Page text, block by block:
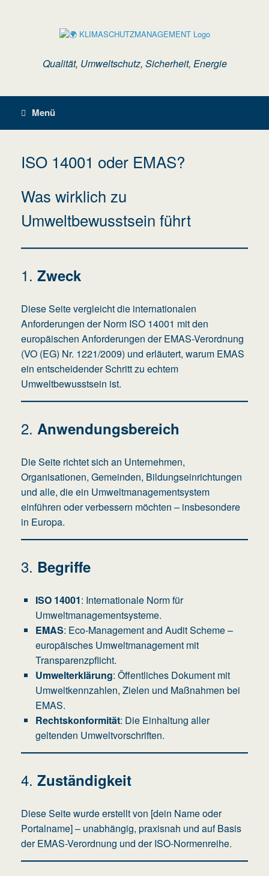
Qualität, Umweltschutz, Sicherheit, Energie
Menü
ISO 14001 oder EMAS?
Was wirklich zu
Umweltbewusstsein führt
1. Zweck
Diese Seite vergleicht die internationalen
Anforderungen der Norm ISO 14001 mit den
europäischen Anforderungen der EMAS-Verordnung
(VO (EG) Nr. 1221/2009) und erläutert, warum EMAS
ein entscheidender Schritt zu echtem
Umweltbewusstsein ist.
2. Anwendungsbereich
Die Seite richtet sich an Unternehmen,
Organisationen, Gemeinden, Bildungseinrichtungen
und alle, die ein Umweltmanagementsystem
einführen oder verbessern möchten – insbesondere
in Europa.
3. Begriffe
ISO 14001: Internationale Norm für
Umweltmanagementsysteme.
EMAS: Eco-Management and Audit Scheme –
europäisches Umweltmanagement mit
Transparenzpflicht.
Umwelterklärung: Öffentliches Dokument mit
Umweltkennzahlen, Zielen und Maßnahmen bei
EMAS.
Rechtskonformität: Die Einhaltung aller
geltenden Umweltvorschriften.
4. Zuständigkeit
Diese Seite wurde erstellt von [dein Name oder
Portalname] – unabhängig, praxisnah und auf Basis
der EMAS-Verordnung und der ISO-Normenreihe.